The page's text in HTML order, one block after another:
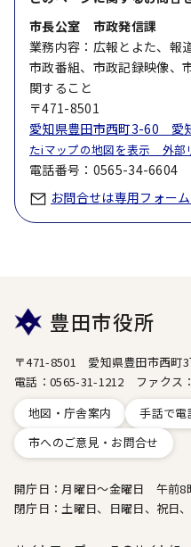
市長公室 市政発信課
業務内容：広報とよた、報
市政番組、市政記録映像、
関すること
〒471-8501
愛知県豊田市西町3-60 愛
たiマップの地図を表示 外部
電話番号：0565-34-6604
お問合せは専用フォー
豊田市役所
〒471-8501 愛知県豊田市西町
電話：0565-31-1212 ファクス
地図・庁舎案内
手話で電
市へのご意見・お問合せ
開庁日：月曜日～金曜日 午前8
閉庁日：土曜日、日曜日、祝日